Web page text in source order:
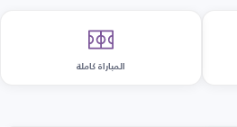
المباراة كاملة